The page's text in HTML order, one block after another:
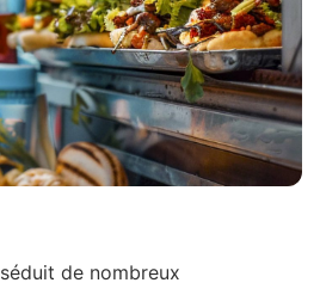
séduit de nombreux